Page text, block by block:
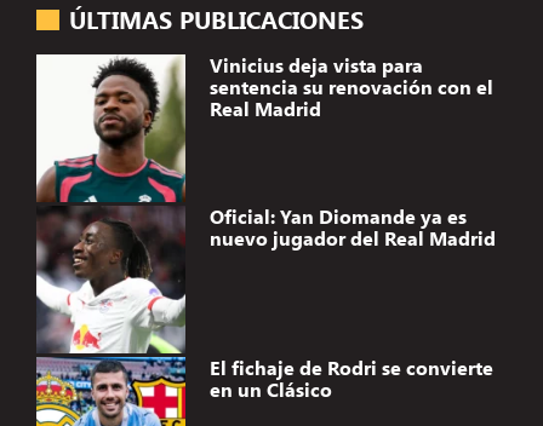
ÚLTIMAS PUBLICACIONES
Vinicius deja vista para
sentencia su renovación con el
Real Madrid
Oficial: Yan Diomande ya es
nuevo jugador del Real Madrid
El fichaje de Rodri se convierte
en un Clásico